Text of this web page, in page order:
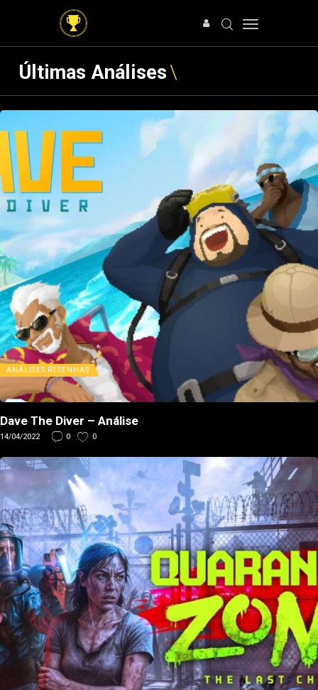
NOTÍCIAS
ARTIGOS
ANÁLISES
OFERTAS
SOBRE NÓS
Últimas Análises
ANÁLISES RESENHAS
Dave The Diver – Análise
14/04/2022 0 0